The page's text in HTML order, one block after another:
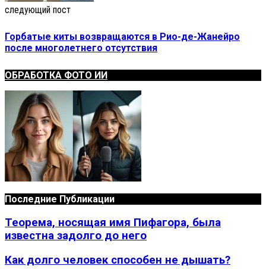
следующий пост
Горбатые киты возвращаются в Рио-де-Жанейро
после многолетнего отсутствия
ОБРАБОТКА ФОТО ИИ
Последние Публикации
Теорема, носящая имя Пифагора, была
известна задолго до него
Как долго человек способен не дышать?